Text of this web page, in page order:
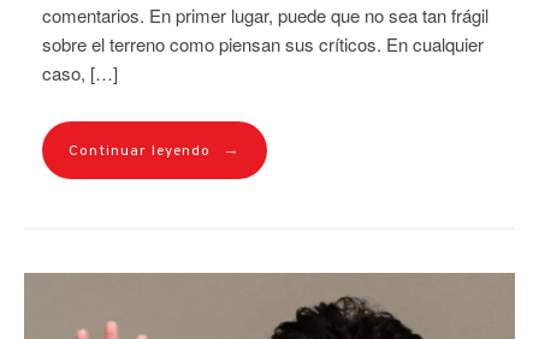
comentarios. En primer lugar, puede que no sea tan frágil
sobre el terreno como piensan sus críticos. En cualquier
caso, […]
Continuar leyendo →